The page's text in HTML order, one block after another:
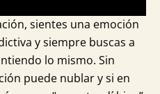
sientes una emoción
y siempre buscas a
lo mismo. Sin
puede nublar y si en